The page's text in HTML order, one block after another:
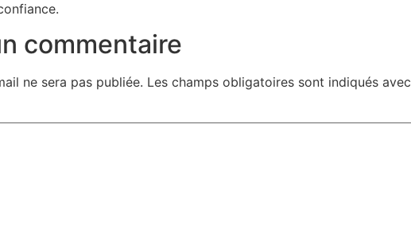
commentaire
ne sera pas publiée. Les champs obligatoires sont indiqués avec